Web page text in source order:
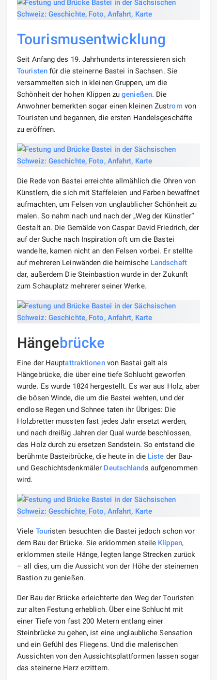
Tourismusentwicklung
Seit Anfang des 19. Jahrhunderts interessieren sich
Touristenfür die steinerne Bastei in Sachsen. Sie
versammelten sich in kleinen Gruppen, um die
Schönheit der hohen Klippen zugenießen. Die
Anwohner bemerkten sogar einen kleinen Zustromvon
Touristen und begannen, die ersten Handelsgeschäfte
zu eröffnen.
Die Rede von Bastei erreichte allmählich die Ohren von
Künstlern, die sich mit Staffeleien und Farben bewaffnet
aufmachten, um Felsen von unglaublicher Schönheit zu
malen. So nahm nach und nach der „Weg der Künstler“
Gestalt an. Die Gemälde von Caspar David Friedrich, der
auf der Suche nach Inspiration oft um die Bastei
wandelte, kamen nicht an den Felsen vorbei. Er stellte
auf mehreren Leinwänden die heimische Landschaft
dar, außerdem Die Steinbastion wurde in der Zukunft
zum Schauplatz mehrerer seiner Werke.
Hängebrücke
Eine der Hauptattraktionenvon Bastai galt als
Hängebrücke, die über eine tiefe Schlucht geworfen
wurde. Es wurde 1824 hergestellt. Es war aus Holz, aber
die bösen Winde, die um die Bastei wehten, und der
endlose Regen und Schnee taten ihr Übriges: Die
Holzbretter mussten fast jedes Jahr ersetzt werden,
und nach dreißig Jahren der Qual wurde beschlossen,
das Holz durch zu ersetzen Sandstein. So entstand die
berühmte Basteibrücke, die heute in die Liste der Bau-
und Geschichtsdenkmäler Deutschlands aufgenommen
wird.
Viele Touristen besuchten die Bastei jedoch schon vor
dem Bau der Brücke. Sie erklommen steile Klippen,
erklommen steile Hänge, legten lange Strecken zurück
– all dies, um die Aussicht von der Höhe der steinernen
Bastion zu genießen.
Der Bau der Brücke erleichterte den Weg der Touristen
zur alten Festung erheblich. Über eine Schlucht mit
einer Tiefe von fast 200 Metern entlang einer
Steinbrücke zu gehen, ist eine unglaubliche Sensation
und ein Gefühl des Fliegens. Und die malerischen
Aussichten von den Aussichtsplattformen lassen sogar
das steinerne Herz erzittern.